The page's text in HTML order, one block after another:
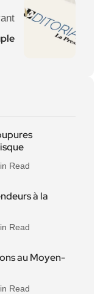
Read
à la
Read
au Moyen-
Read